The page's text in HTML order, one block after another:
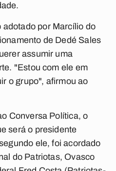
por Marcílio do
de Dedé Sales
assumir uma
"Estou com ele em
o grupo", afirmou ao
Conversa Política, o
será o presidente
ele, foi acordado
do Patriotas, Ovasco